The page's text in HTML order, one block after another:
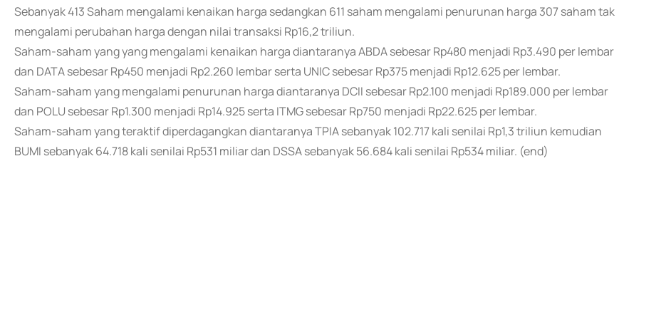
Sebanyak 413 Saham mengalami kenaikan harga sedangkan 611 saham mengalami penurunan harga 307 saham tak
mengalami perubahan harga dengan nilai transaksi Rp16,2 triliun.
Saham-saham yang yang mengalami kenaikan harga diantaranya ABDA sebesar Rp480 menjadi Rp3.490 per lembar
dan DATA sebesar Rp450 menjadi Rp2.260 lembar serta UNIC sebesar Rp375 menjadi Rp12.625 per lembar.
Saham-saham yang mengalami penurunan harga diantaranya DCII sebesar Rp2.100 menjadi Rp189.000 per lembar
dan POLU sebesar Rp1.300 menjadi Rp14.925 serta ITMG sebesar Rp750 menjadi Rp22.625 per lembar.
Saham-saham yang teraktif diperdagangkan diantaranya TPIA sebanyak 102.717 kali senilai Rp1,3 triliun kemudian
BUMI sebanyak 64.718 kali senilai Rp531 miliar dan DSSA sebanyak 56.684 kali senilai Rp534 miliar. (end)